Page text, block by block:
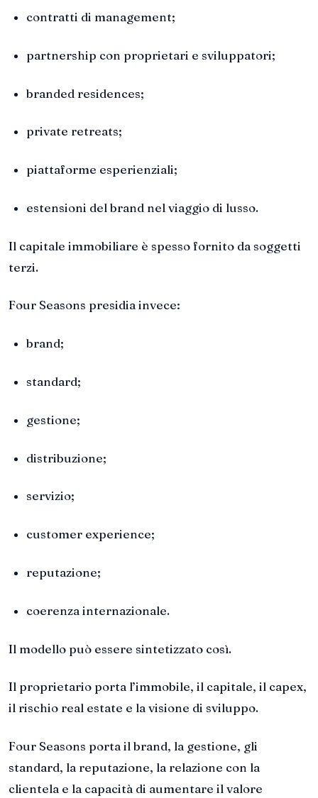
contratti di management;
partnership con proprietari e sviluppatori;
branded residences;
private retreats;
piattaforme esperienziali;
estensioni del brand nel viaggio di lusso.
Il capitale immobiliare è spesso fornito da soggetti
terzi.
Four Seasons presidia invece:
brand;
standard;
gestione;
distribuzione;
servizio;
customer experience;
reputazione;
coerenza internazionale.
Il modello può essere sintetizzato così.
Il proprietario porta l’immobile, il capitale, il capex,
il rischio real estate e la visione di sviluppo.
Four Seasons porta il brand, la gestione, gli
standard, la reputazione, la relazione con la
clientela e la capacità di aumentare il valore